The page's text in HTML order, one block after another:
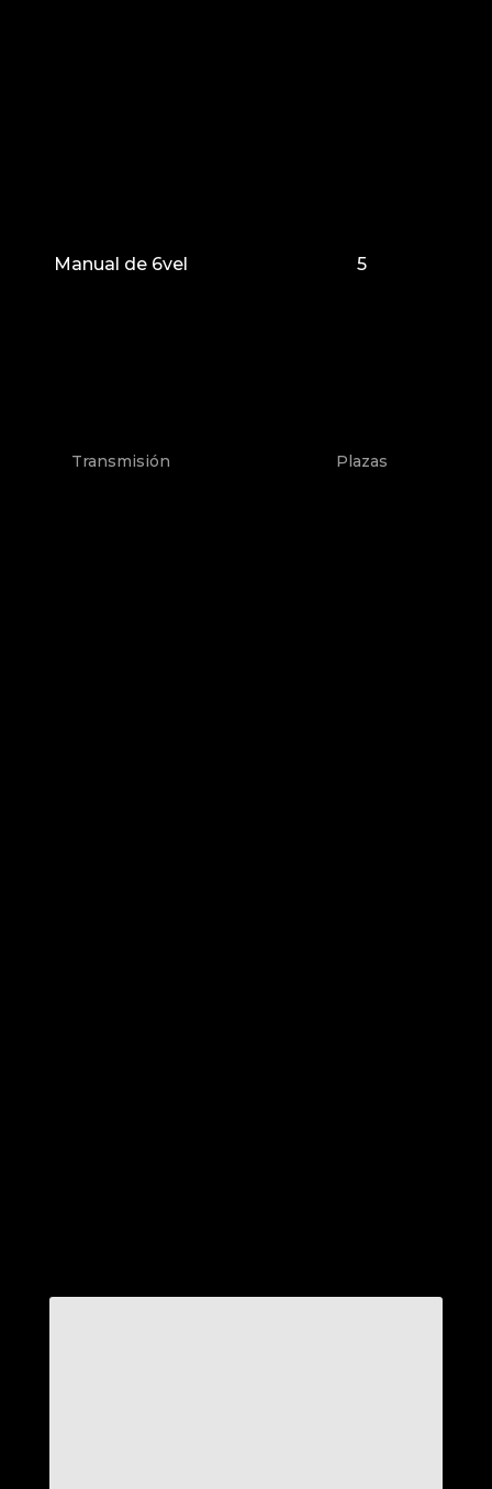
Manual de 6vel
Transmisión
5
Plazas